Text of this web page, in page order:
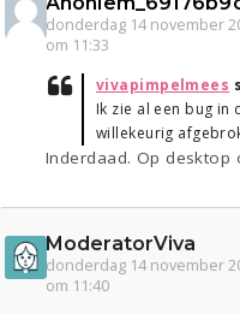
donderdag 14 november
om 11:33
vivapimpelmees
Ik zie al een bug in
willekeurig
Inderdaad. Op desktop
ModeratorViva
donderdag 14 november
om 11:40